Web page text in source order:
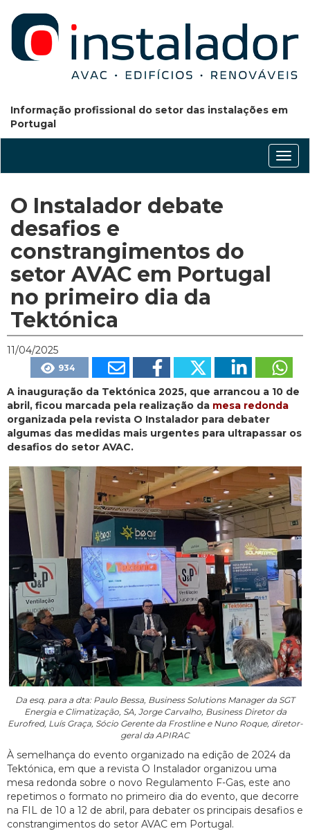
Informação profissional do setor das instalações em
Portugal
O Instalador debate
desafios e
constrangimentos do
setor AVAC em Portugal
no primeiro dia da
Tektónica
11/04/2025
934
A inauguração da Tektónica 2025, que arrancou a 10 de
abril, ficou marcada pela realização da mesa redonda
organizada pela revista O Instalador para debater
algumas das medidas mais urgentes para ultrapassar os
desafios do setor AVAC.
Da esq. para a dta: Paulo Bessa, Business Solutions Manager da SGT
Energia e Climatização, SA, Jorge Carvalho, Business Diretor da
Eurofred, Luís Graça, Sócio Gerente da Frostline e Nuno Roque, diretor-
geral da APIRAC
À semelhança do evento organizado na edição de 2024 da
Tektónica, em que a revista O Instalador organizou uma
mesa redonda sobre o novo Regulamento F-Gas, este ano
repetimos o formato no primeiro dia do evento, que decorre
na FIL de 10 a 12 de abril, para debater os principais desafios e
constrangimentos do setor AVAC em Portugal.